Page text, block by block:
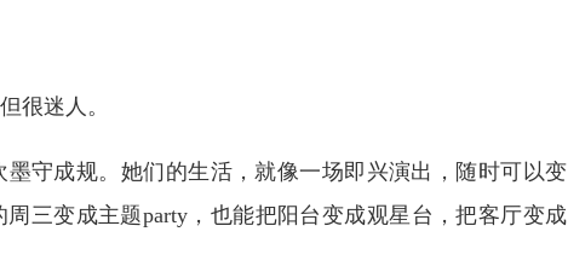
很迷人。
守成规。她们的生活，就像一场即兴演出，随时可以变
三变成主题party，也能把阳台变成观星台，把客厅变成